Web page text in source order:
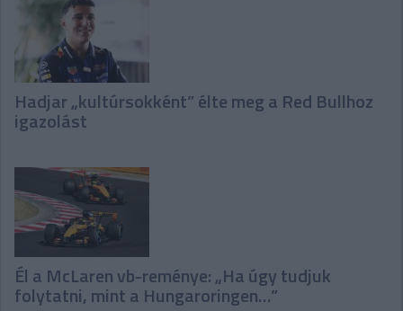
Hadjar „kultúrsokként” élte meg a Red Bullhoz
igazolást
Él a McLaren vb-reménye: „Ha úgy tudjuk
folytatni, mint a Hungaroringen…”